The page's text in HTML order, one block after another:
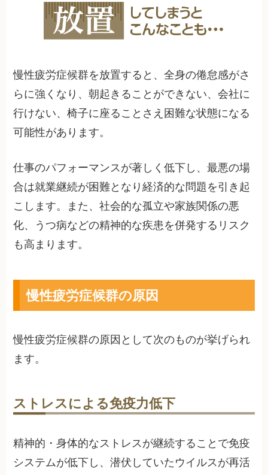
慢性疲労症候群を放置すると、全身の倦怠感がさ
らに強くなり、朝起きることができない、会社に
行けない、椅子に座ることさえ困難な状態になる
可能性があります。
仕事のパフォーマンスが著しく低下し、最悪の場
合は就業継続が困難となり経済的な問題を引き起
こします。また、社会的な孤立や家族関係の悪
化、うつ病などの精神的な疾患を併発するリスク
も高まります。
慢性疲労症候群の原因
慢性疲労症候群の原因として次のものが挙げられ
ます。
ストレスによる免疫力低下
精神的・身体的なストレスが継続することで免疫
システムが低下し、潜伏していたウイルスが再活